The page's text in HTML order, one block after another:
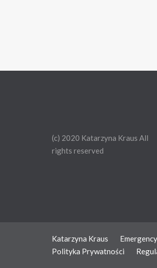
(c) 2020 Katarzyna Kraus All
rights reserved
Katarzyna Kraus
Polityka Prywatności